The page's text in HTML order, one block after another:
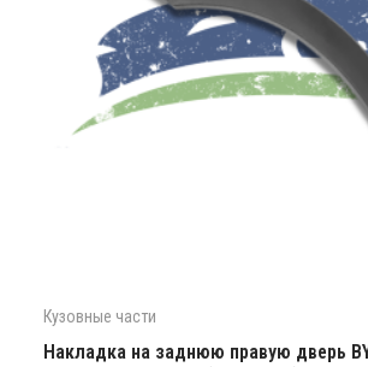
Кузовные части
Накладка на заднюю правую дверь